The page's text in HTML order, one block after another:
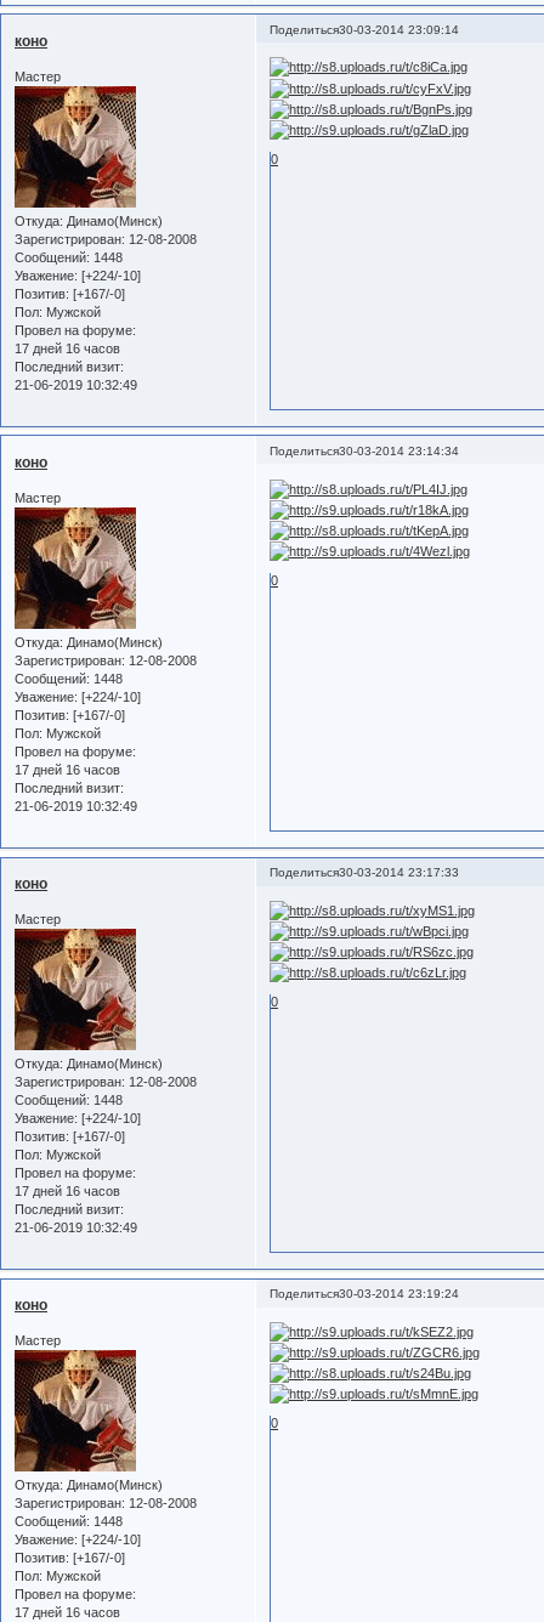
Поделиться30-03-2014 23:09:14
коно
Мастер
Откуда: Динамо(Минск)
Зарегистрирован: 12-08-2008
Сообщений: 1448
Уважение: [+224/-10]
Позитив: [+167/-0]
Пол: Мужской
Провел на форуме:
17 дней 16 часов
Последний визит:
21-06-2019 10:32:49
0
Поделиться30-03-2014 23:14:34
коно
Мастер
Откуда: Динамо(Минск)
Зарегистрирован: 12-08-2008
Сообщений: 1448
Уважение: [+224/-10]
Позитив: [+167/-0]
Пол: Мужской
Провел на форуме:
17 дней 16 часов
Последний визит:
21-06-2019 10:32:49
0
Поделиться30-03-2014 23:17:33
коно
Мастер
Откуда: Динамо(Минск)
Зарегистрирован: 12-08-2008
Сообщений: 1448
Уважение: [+224/-10]
Позитив: [+167/-0]
Пол: Мужской
Провел на форуме:
17 дней 16 часов
Последний визит:
21-06-2019 10:32:49
0
Поделиться30-03-2014 23:19:24
коно
Мастер
Откуда: Динамо(Минск)
Зарегистрирован: 12-08-2008
Сообщений: 1448
Уважение: [+224/-10]
Позитив: [+167/-0]
Пол: Мужской
Провел на форуме:
17 дней 16 часов
0